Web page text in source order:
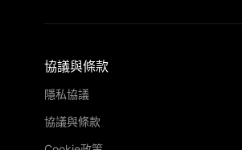
協議與條款
隱私協議
協議與條款